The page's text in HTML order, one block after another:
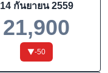
14 กันยายน 2559
21,900
-50